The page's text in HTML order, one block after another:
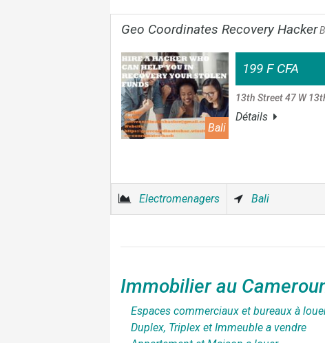
Geo Coordinates Recovery Hacker
Bali
199 F CFA
13th Street 47 W
Détails
Electromenagers Bali
Immobilier au
Espaces commerciaux et bureaux à
Duplex, Triplex et Immeuble a vendre